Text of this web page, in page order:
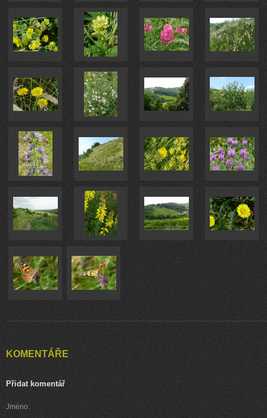
KOMENTÁŘE
Přidat komentář
Jméno: